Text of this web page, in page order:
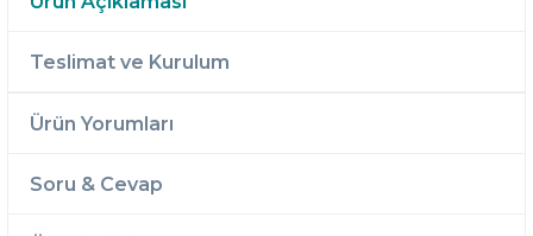
Teslimat ve Kurulum
Ürün Yorumları
Soru & Cevap